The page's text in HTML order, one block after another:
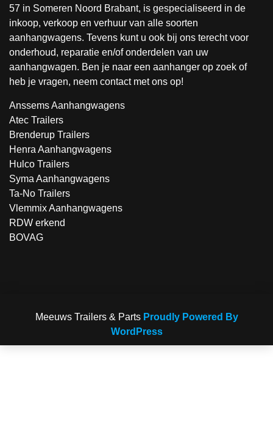
57 in Someren Noord Brabant, is gespecialiseerd in de
inkoop, verkoop en verhuur van alle soorten
aanhangwagens. Tevens kunt u ook bij ons terecht voor
onderhoud, reparatie en/of onderdelen van uw
aanhangwagen. Ben je naar een aanhanger op zoek of
heb je vragen, neem contact met ons op!
Anssems Aanhangwagens
Atec Trailers
Brenderup Trailers
Henra Aanhangwagens
Hulco Trailers
Syma Aanhangwagens
Ta-No Trailers
Vlemmix Aanhangwagens
RDW erkend
BOVAG
Meeuws Trailers & Parts Proudly Powered By
WordPress